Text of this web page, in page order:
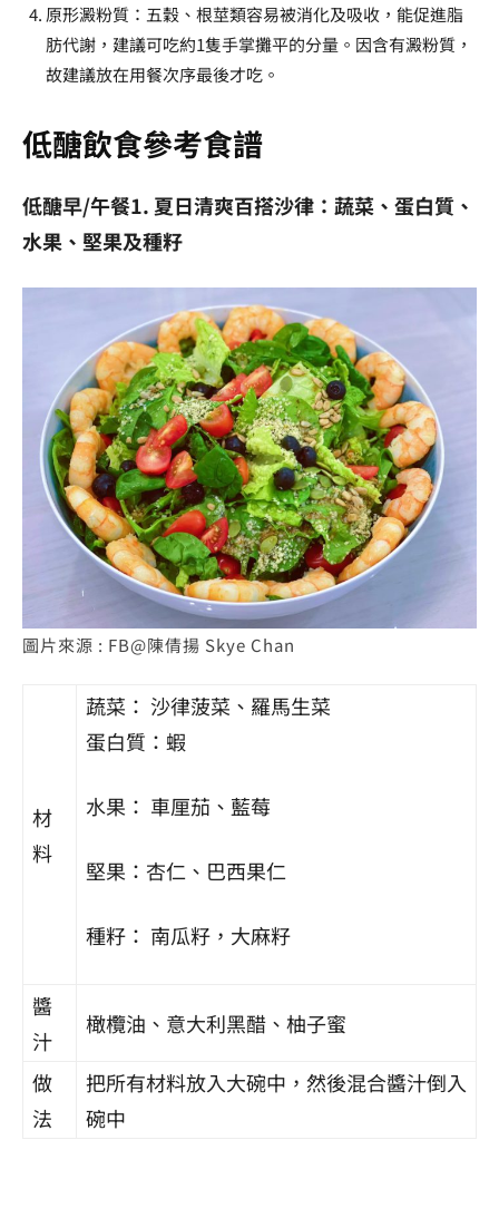
原形澱粉質：五穀、根莖類容易被消化及吸收，能促進脂
肪代謝，建議可吃約1隻手掌攤平的分量。因含有澱粉質，
故建議放在用餐次序最後才吃。
低醣飲食參考食譜
低醣早/午餐1. 夏日清爽百搭沙律：蔬菜、蛋白質、
水果、堅果及種籽
圖片來源 : FB@陳倩揚 Skye Chan
材
料
蔬菜： 沙律菠菜、羅馬生菜
蛋白質：蝦
水果： 車厘茄、藍莓
堅果：杏仁、巴西果仁
種籽： 南瓜籽，大麻籽
醬
汁
橄欖油、意大利黑醋、柚子蜜
做
法
把所有材料放入大碗中，然後混合醬汁倒入
碗中